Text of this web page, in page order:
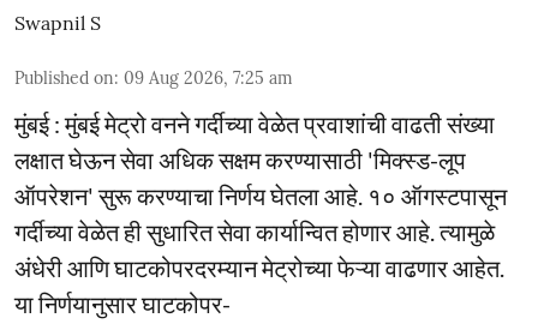
Swapnil S
Published on: 09 Aug 2026, 7:25 am
मुंबई : मुंबई मेट्रो वनने गर्दीच्या वेळेत प्रवाशांची वाढती संख्या
लक्षात घेऊन सेवा अधिक सक्षम करण्यासाठी 'मिक्स्ड-लूप
ऑपरेशन' सुरू करण्याचा निर्णय घेतला आहे. १० ऑगस्टपासून
गर्दीच्या वेळेत ही सुधारित सेवा कार्यान्वित होणार आहे. त्यामुळे
अंधेरी आणि घाटकोपरदरम्यान मेट्रोच्या फेऱ्या वाढणार आहेत.
या निर्णयानुसार घाटकोपर-